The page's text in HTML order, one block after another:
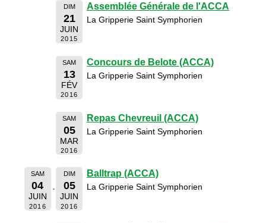
DIM
21
JUIN
2015
Assemblée Générale de l'ACCA
La Gripperie Saint Symphorien
SAM
13
FÉV
2016
Concours de Belote (ACCA)
La Gripperie Saint Symphorien
SAM
05
MAR
2016
Repas Chevreuil (ACCA)
La Gripperie Saint Symphorien
SAM
04
JUIN
2016
DIM
05
JUIN
2016
Balltrap (ACCA)
La Gripperie Saint Symphorien